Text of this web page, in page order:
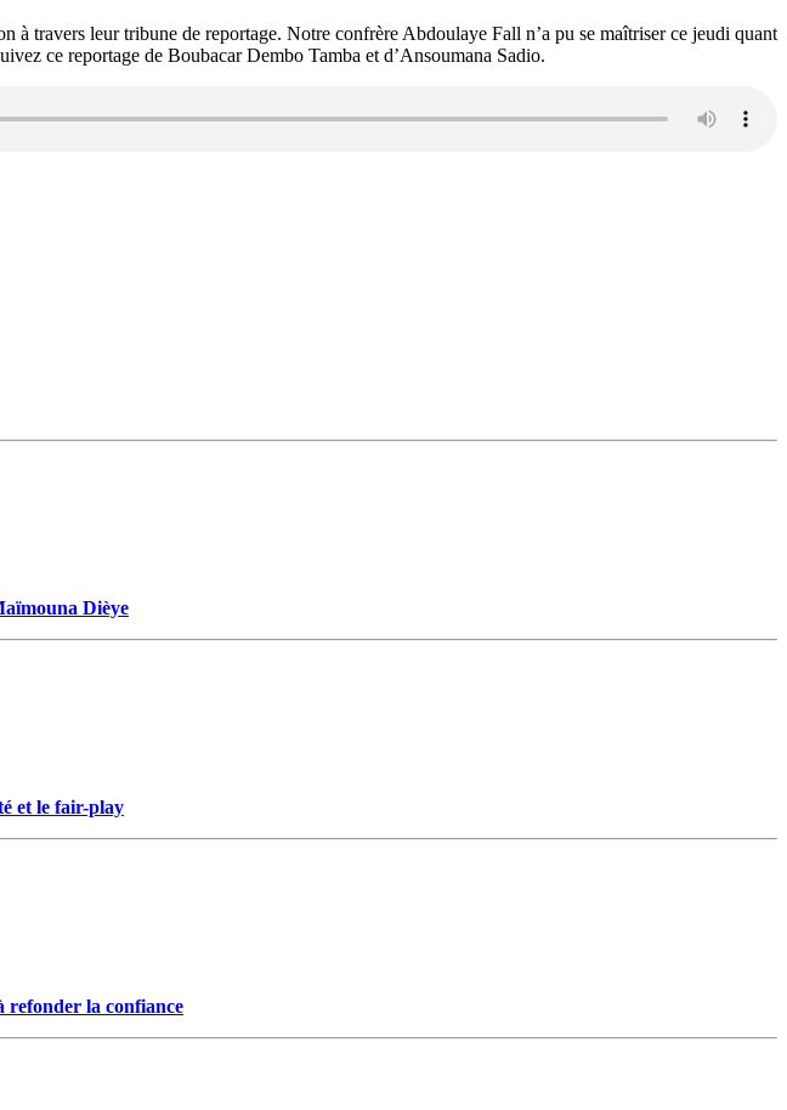
travers leur tribune de reportage. Notre confrère Abdoulaye Fall n’a pu se maîtriser ce jeudi quant
ce reportage de Boubacar Dembo Tamba et d’Ansoumana Sadio.
Dièye
et le fair-play
refonder la confiance